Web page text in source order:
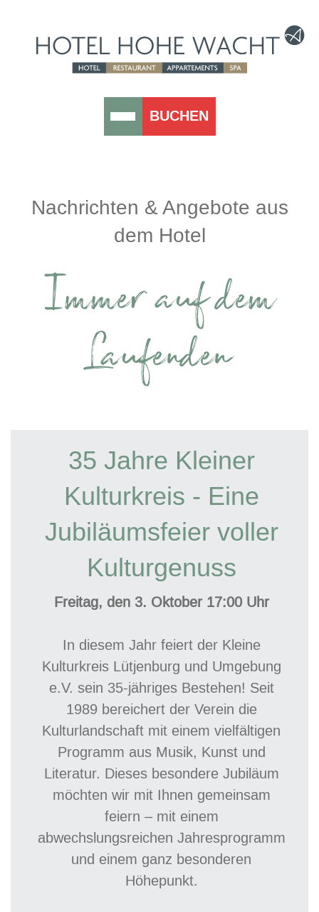
BUCHEN
Nachrichten & Angebote aus
dem Hotel
Immer auf dem
Laufenden
35 Jahre Kleiner
Kulturkreis - Eine
Jubiläumsfeier voller
Kulturgenuss
Freitag, den 3. Oktober 17:00 Uhr
In diesem Jahr feiert der Kleine
Kulturkreis Lütjenburg und Umgebung
e.V. sein 35-jähriges Bestehen! Seit
1989 bereichert der Verein die
Kulturlandschaft mit einem vielfältigen
Programm aus Musik, Kunst und
Literatur. Dieses besondere Jubiläum
möchten wir mit Ihnen gemeinsam
feiern – mit einem
abwechslungsreichen Jahresprogramm
und einem ganz besonderen
Höhepunkt.